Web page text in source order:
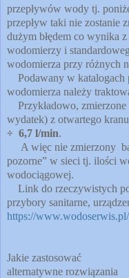
przepływów wody tj.
przepływ taki nie zostanie
dużym błędem co wynika
wodomierzy i
wodomierza przy różnych
Podawany w katalogach
wodomierza należy
Przykładowo, zmierzone
wydatek) z otwartego
÷ 6,7 l/min.
A więc nie zmierzony
pozorne” w sieci tj. ilości
wodociągowej.
Link do rzeczywistych
przybory sanitarne,
https://
Jakie zastosować
alternatywne rozwiązania